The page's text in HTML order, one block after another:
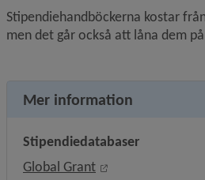
Stipendiehandböckerna kostar
men det går också att låna dem
Mer information
Stipendiedatabaser
Global Grant
Länk till annan